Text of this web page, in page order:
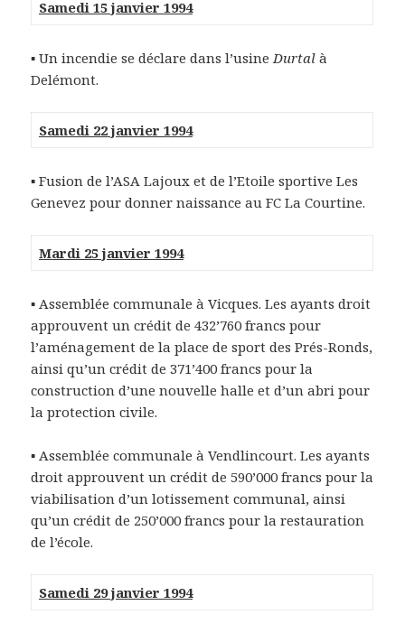
Samedi 15 janvier 1994
▪ Un incendie se déclare dans l’usineDurtal à
Delémont.
Samedi 22 janvier 1994
▪ Fusion de l’ASA Lajoux et de l’Etoile sportive Les
Genevez pour donner naissance au FC La Courtine.
Mardi 25 janvier 1994
▪ Assemblée communale à Vicques. Les ayants droit
approuvent un crédit de 432’760 francs pour
l’aménagement de la place de sport des Prés-Ronds,
ainsi qu’un crédit de 371’400 francs pour la
construction d’une nouvelle halle et d’un abri pour
la protection civile.
▪ Assemblée communale à Vendlincourt. Les ayants
droit approuvent un crédit de 590’000 francs pour la
viabilisation d’un lotissement communal, ainsi
qu’un crédit de 250’000 francs pour la restauration
de l’école.
Samedi 29 janvier 1994